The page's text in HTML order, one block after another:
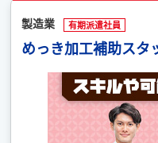
製造業 有期派遣社員
めっき加工補助スタ